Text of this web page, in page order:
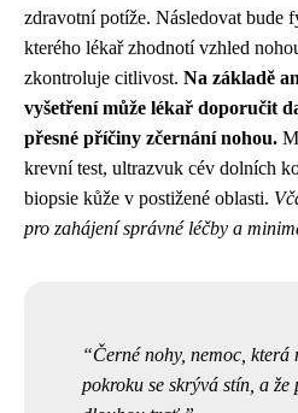
zdravotní potíže. Následovat bude
kterého lékař zhodnotí vzhled
zkontroluje citlivost. Na základě
vyšetření může lékař doporučit
přesné příčiny zčernání nohou.
krevní test, ultrazvuk cév dolních
biopsie kůže v postižené oblasti.
pro zahájení správné léčby a
Černé nohy, nemoc,
pokroku se skrývá stín, a